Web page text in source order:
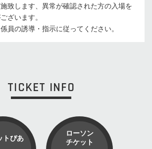
致します、異常が確認された方の入場を
ざいます。
員の誘導・指示に従ってください。
TICKET INFO
トぴあ
ローソン
チケット